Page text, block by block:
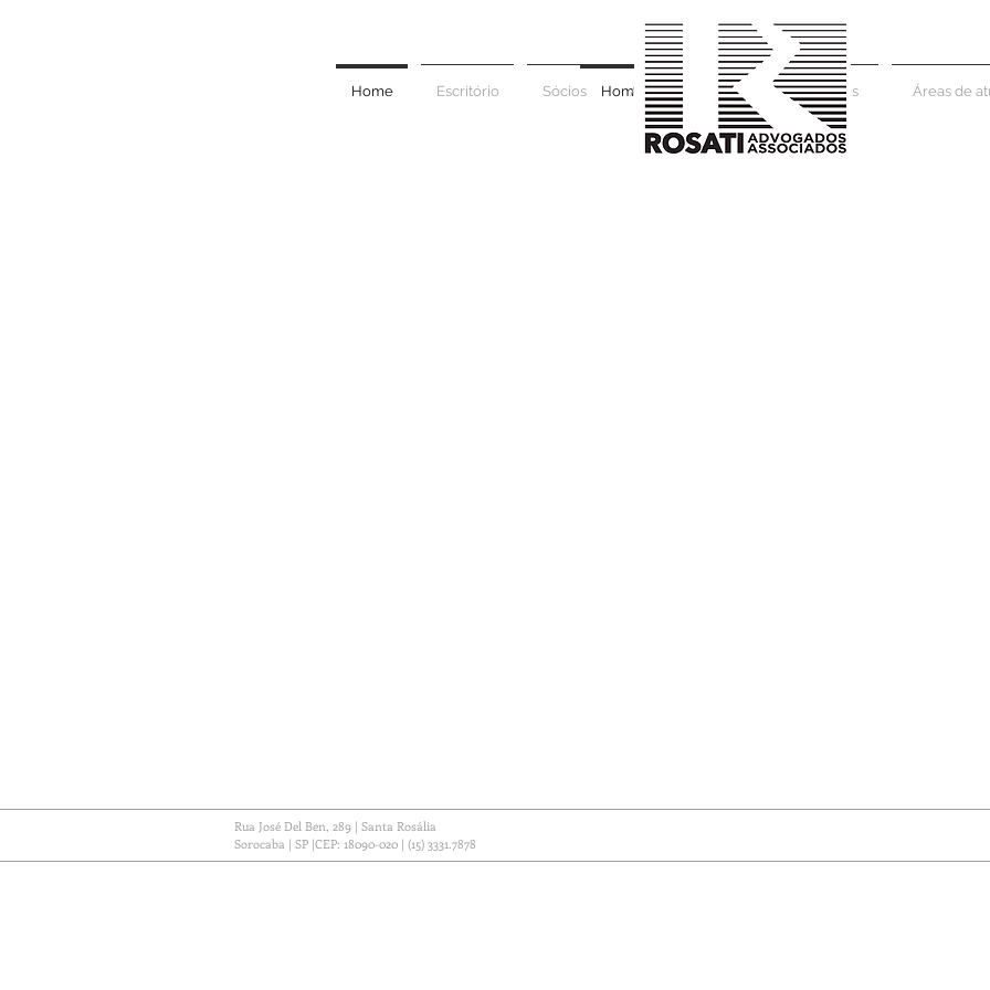
Home Escritório Sócios Áreas de
Home Escritório Sócios Áreas de atuação Contato
Rua José Del Ben, 289 | Santa Rosália
Sorocaba | SP |CEP: 18090-020 | (15) 3331.7878